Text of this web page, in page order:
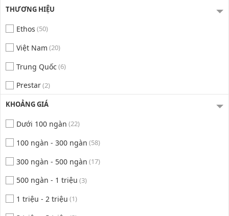
THƯƠNG HIỆU
Ethos (50)
Việt Nam (20)
Trung Quốc (6)
Prestar(2)
KHOẢNG GIÁ
Dưới 100 ngàn (22)
100 ngàn - 300 ngàn (58)
300 ngàn - 500 ngàn (17)
500 ngàn - 1 triệu (3)
1 triệu - 2 triệu (1)